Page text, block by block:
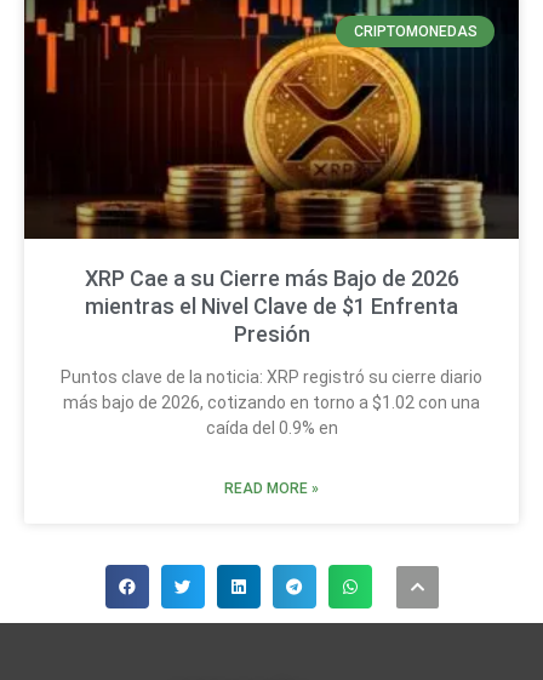
CRIPTOMONEDAS
XRP Cae a su Cierre más Bajo de 2026
mientras el Nivel Clave de $1 Enfrenta
Presión
Puntos clave de la noticia: XRP registró su cierre diario
más bajo de 2026, cotizando en torno a $1.02 con una
caída del 0.9% en
READ MORE »